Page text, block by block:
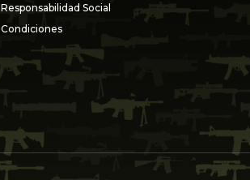
Responsabilidad Social
Condiciones